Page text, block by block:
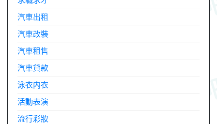
汽車出租
汽車改裝
汽車租售
汽車貸款
泳衣内衣
活動表演
流行彩妝